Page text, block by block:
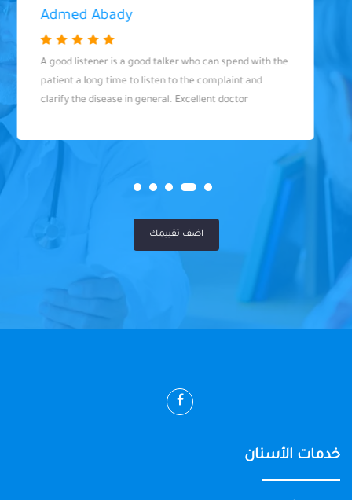
Admed Abady
A good listener is a good talker who can spend with the
patient a long time to listen to the complaint and
clarify the disease in general. Excellent doctor
اضف تقييمك
خدمات الأسنان